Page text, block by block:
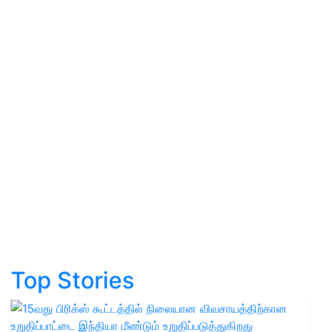
Top Stories